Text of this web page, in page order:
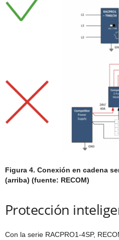
Figura 4. Conexión en cadena
(arriba) (fuente: RECOM)
Protección
Con la serie RACPRO1-4SP,